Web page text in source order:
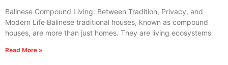
Balinese Compound Living: Between Tradition, Privacy, and
Modern Life Balinese traditional houses, known as compound
houses, are more than just homes. They are living ecosystems
Read More »